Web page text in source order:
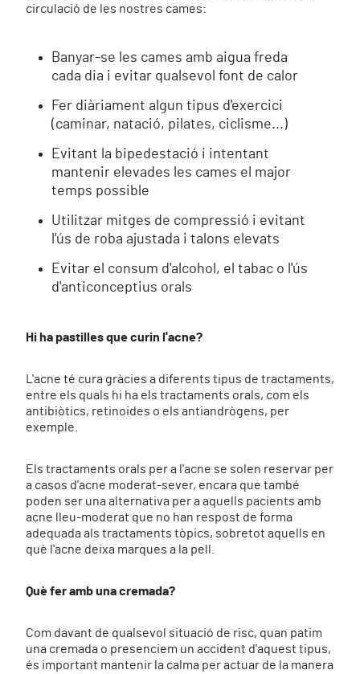
circulació de les nostres cames:
Banyar-se les cames amb aigua freda
cada dia i evitar qualsevol font de calor
Fer diàriament algun tipus d'exercici
(caminar, natació, pilates, ciclisme...)
Evitant la bipedestació i intentant
mantenir elevades les cames el major
temps possible
Utilitzar mitges de compressió i evitant
l'ús de roba ajustada i talons elevats
Evitar el consum d'alcohol, el tabac o l'ús
d'anticonceptius orals
Hi ha pastilles que curin l'acne?
L'acne té cura gràcies a diferents tipus de tractaments,
entre els quals hi ha els tractaments orals, com els
antibiòtics, retinoides o els antiandrògens, per
exemple.
Els tractaments orals per a l'acne se solen reservar per
a casos d'acne moderat-sever, encara que també
poden ser una alternativa per a aquells pacients amb
acne lleu-moderat que no han respost de forma
adequada als tractaments tòpics, sobretot aquells en
què l'acne deixa marques a la pell.
Què fer amb una cremada?
Com davant de qualsevol situació de risc, quan patim
una cremada o presenciem un accident d'aquest tipus,
és important mantenir la calma per actuar de la manera